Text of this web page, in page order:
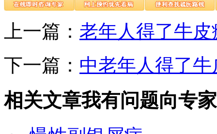
上一篇： 老年人得了牛
下一篇： 中老年人得了
相关文章我有问题向专